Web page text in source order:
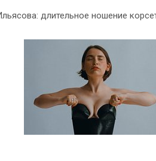
длительное ношение